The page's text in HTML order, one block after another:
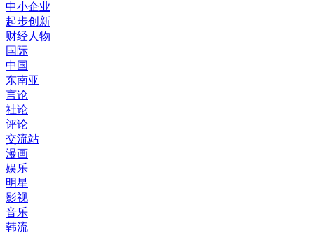
中小企业
起步创新
财经人物
国际
中国
东南亚
言论
社论
评论
交流站
漫画
娱乐
明星
影视
音乐
韩流